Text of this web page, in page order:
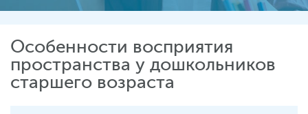
Особенности восприятия
пространства у дошкольников
старшего возраста